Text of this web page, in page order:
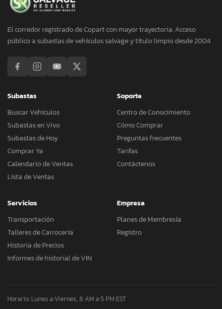
El corredor registrado de Copart con mayor trayectoria. Acceso
público a subastas de vehículos salvage y título limpio desde 2004.
Subastas
Buscar Vehículos
Subastas en Vivo
Subastas de Hoy
Comprar Ya
Calendario de Ventas
Lista de Ventas
Soporte
Centro de Conocimiento
Cómo Comprar
Preguntas frecuentes
Tarifas
Contáctenos
Servicios
Transportación
Talleres de Carrocería
Historia de Precios
Informes de historial de VIN
Empresa
Planes de Membresía
Registro
Horario: Lunes a Viernes, 8 AM a 5 PM EST